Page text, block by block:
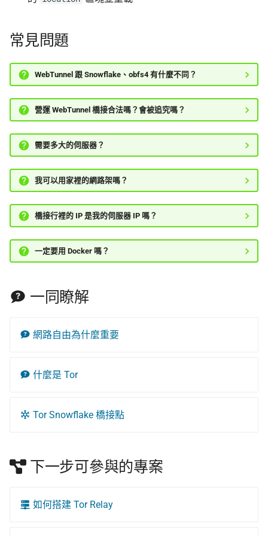
常見問題
WebTunnel 跟 Snowflake、obfs4 有什麼不同？
營運 WebTunnel 橋接合法嗎？會被追究嗎？
需要多大的伺服器？
我可以用家裡的網路架嗎？
橋接行裡的 IP 是我的伺服器 IP 嗎？
一定要用 Docker 嗎？
一同瞭解
網路自由為什麼重要
什麼是 Tor
Tor Snowflake 橋接點
下一步可參與的專案
如何搭建 Tor Relay